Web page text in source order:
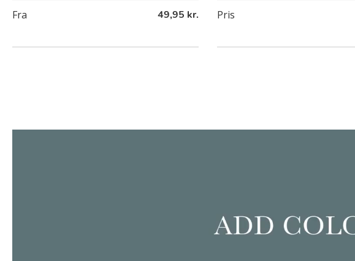
Fra 49,95 kr. Pris